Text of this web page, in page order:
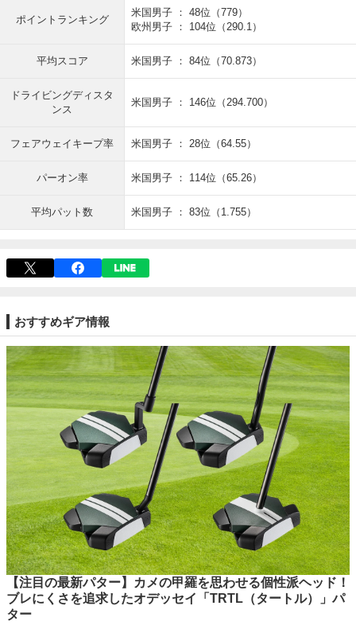
ポイントランキング
米国男子 ： 48位（779）
欧州男子 ： 104位（290.1）
平均スコア 米国男子 ： 84位（70.873）
ドライビングディスタ
ンス
米国男子 ： 146位（294.700）
フェアウェイキープ率 米国男子 ： 28位（64.55）
パーオン率 米国男子 ： 114位（65.26）
平均パット数 米国男子 ： 83位（1.755）
おすすめギア情報
【注目の最新パター】カメの甲羅を思わせる個性派ヘッド！
ブレにくさを追求したオデッセイ「TRTL（タートル）」パ
ター